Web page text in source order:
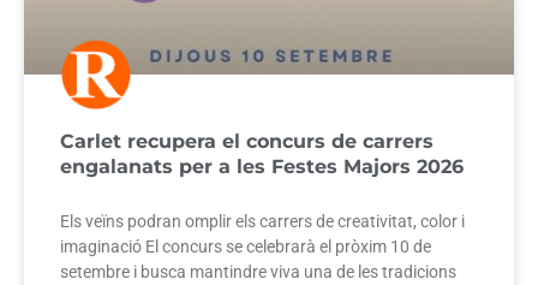
Carlet recupera el concurs de carrers
engalanats per a les Festes Majors 2026
Els veïns podran omplir els carrers de creativitat, color i
imaginació El concurs se celebrarà el pròxim 10 de
setembre i busca mantindre viva una de les tradicions